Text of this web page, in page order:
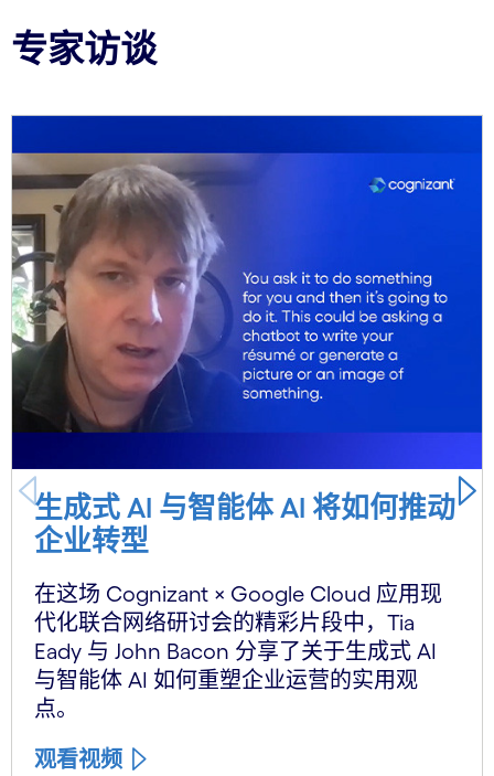
专家访谈
生成式 AI 与智能体 AI 将如何推动
企业转型
在这场 Cognizant × Google Cloud 应用现
代化联合网络研讨会的精彩片段中，Tia
Eady 与 John Bacon 分享了关于生成式 AI
与智能体 AI 如何重塑企业运营的实用观
点。
观看视频